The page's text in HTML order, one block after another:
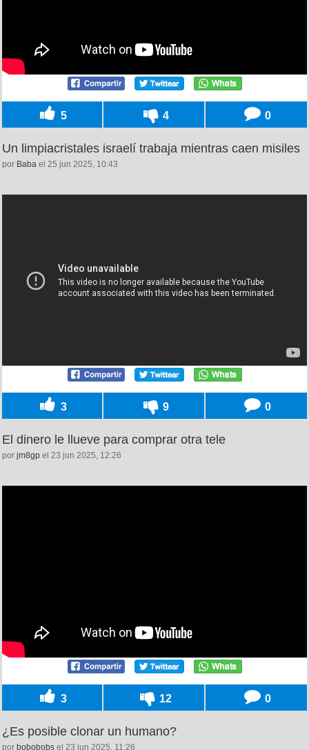
5 4 0
Un limpiacristales israelí trabaja mientras caen misiles
por Baba el 25 jun 2025, 10:43
3 9 0
El dinero le llueve para comprar otra tele
por jm8gp el 23 jun 2025, 12:26
3 12 0
¿Es posible clonar un humano?
por bobobobs el 23 jun 2025, 11:26